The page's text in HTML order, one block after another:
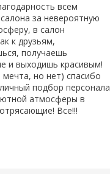
всем
за невероятную
в салон
к друзьям,
получаешь
и выходишь красивым!
но нет) спасибо
подбор персонала
атмосферы в
Все!!!